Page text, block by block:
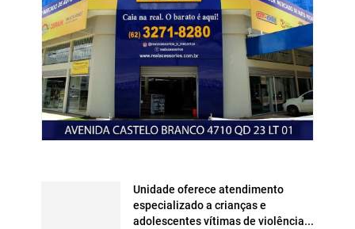
Unidade oferece atendimento
especializado a crianças e
adolescentes vítimas de violência...